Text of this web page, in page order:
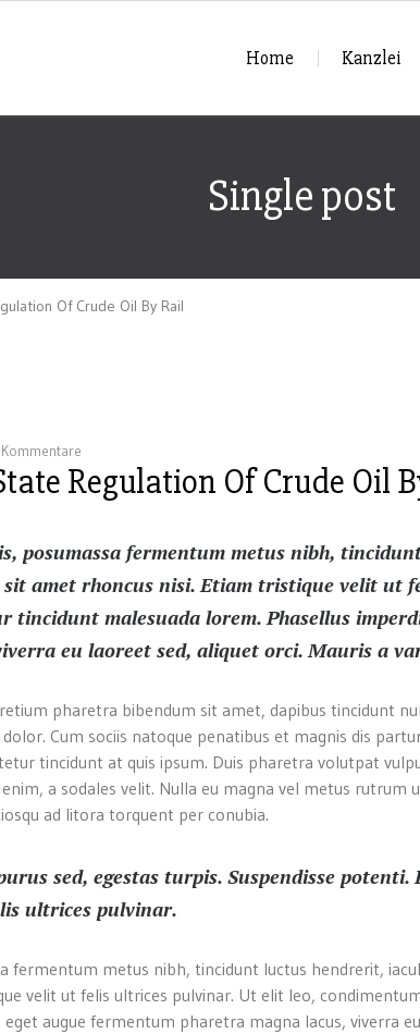
Home Kanzlei
Single post
Of Crude Oil By Rail
Kommentare
Regulation Of Crude Oil
posumassa fermentum metus nibh,
sit amet rhoncus nisi. Etiam tristique velit ut
tincidunt malesuada lorem. Phasellus
eu laoreet sed, aliquet orci. Mauris a
pharetra bibendum sit amet, dapibus tincidunt
Cum sociis natoque penatibus et magnis dis
tincidunt at quis ipsum. Duis pharetra volutpat
a sodales velit. Nulla eu magna vel metus rutrum
ad litora torquent per conubia.
sed, egestas turpis. Suspendisse potenti.
ultrices pulvinar.
fermentum metus nibh, tincidunt luctus hendrerit,
velit ut felis ultrices pulvinar. Ut elit leo,
augue fermentum pharetra magna lacus, viverra